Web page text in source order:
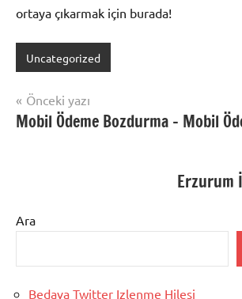
ortaya çıkarmak için burada!
Uncategorized
Yazı
gezinmesi
Önceki yazı
Mobil Ödeme Bozdurma – Mobil
Erzurum
Ara
Bedava Twitter Izlenme Hilesi